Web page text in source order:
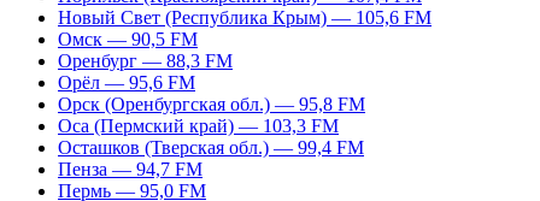
Новый Свет (Республика Крым) — 105,6 FM
Омск — 90,5 FM
Оренбург — 88,3 FM
Орёл — 95,6 FM
Орск (Оренбургская обл.) — 95,8 FM
Оса (Пермский край) — 103,3 FM
Осташков (Тверская обл.) — 99,4 FM
Пенза — 94,7 FM
Пермь — 95,0 FM